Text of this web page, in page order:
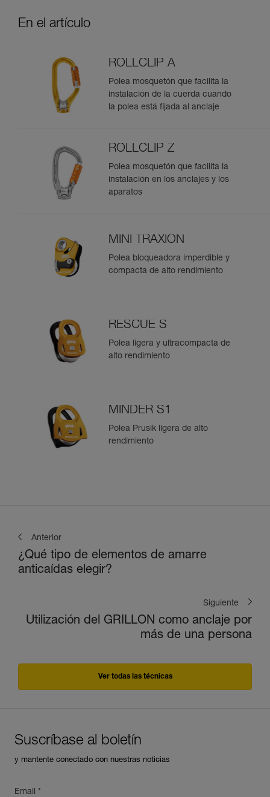
En el artículo
ROLLCLIP A
Polea mosquetón que facilita la
instalación de la cuerda cuando
la polea está fijada al anclaje
ROLLCLIP Z
Polea mosquetón que facilita la
instalación en los anclajes y los
aparatos
MINI TRAXION
Polea bloqueadora imperdible y
compacta de alto rendimiento
RESCUE S
Polea ligera y ultracompacta de
alto rendimiento
MINDER S1
Polea Prusik ligera de alto
rendimiento
Anterior
¿Qué tipo de elementos de amarre
anticaídas elegir?
Siguiente
Utilización del GRILLON como anclaje por
más de una persona
Ver todas las técnicas
Suscríbase al boletín
y mantente conectado con nuestras noticias
Email *